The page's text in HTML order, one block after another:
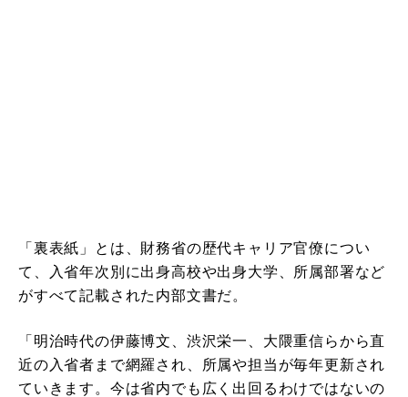
「裏表紙」とは、財務省の歴代キャリア官僚につい
て、入省年次別に出身高校や出身大学、所属部署など
がすべて記載された内部文書だ。
「明治時代の伊藤博文、渋沢栄一、大隈重信らから直
近の入省者まで網羅され、所属や担当が毎年更新され
ていきます。今は省内でも広く出回るわけではないの